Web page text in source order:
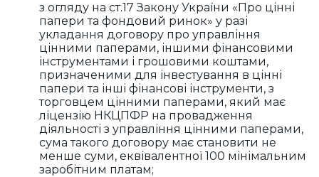
з огляду на ст.17 Закону України «Про цінні
папери та фондовий ринок» у разі
укладання договору про управління
цінними паперами, іншими фінансовими
інструментами і грошовими коштами,
призначеними для інвестування в цінні
папери та інші фінансові інструменти, з
торговцем цінними паперами, який має
ліцензію НКЦПФР на провадження
діяльності з управління цінними паперами,
сума такого договору має становити не
менше суми, еквівалентної 100 мінімальним
заробітним платам;